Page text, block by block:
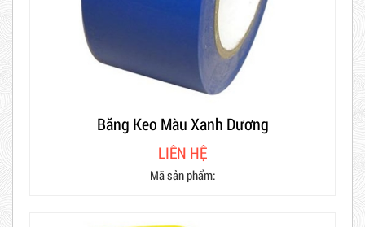
Băng Keo Màu Xanh Dương
LIÊN HỆ
Mã sản phẩm: